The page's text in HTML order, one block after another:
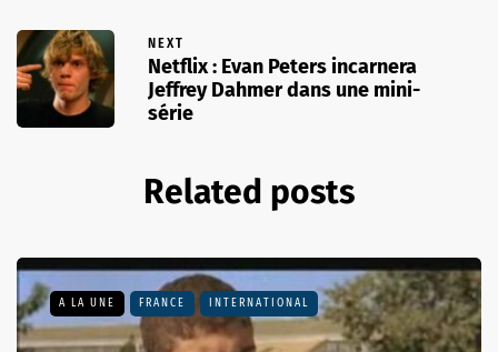
NEXT
Netflix : Evan Peters incarnera
Jeffrey Dahmer dans une mini-
série
Related posts
A LA UNE FRANCE INTERNATIONAL